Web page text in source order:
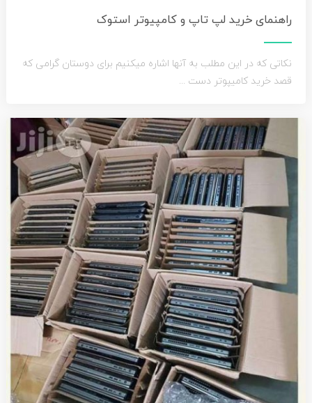
راهنمای خرید لپ تاپ و کامپیوتر استوک
نکاتی که در این مطلب به آنها اشاره میکنیم برای دوستان گرامی که
قصد خرید کامیپوتر دست ...